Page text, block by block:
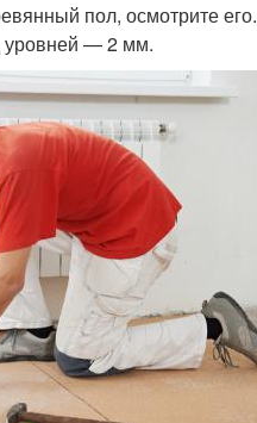
пол, осмотрите
уровней — 2 мм.